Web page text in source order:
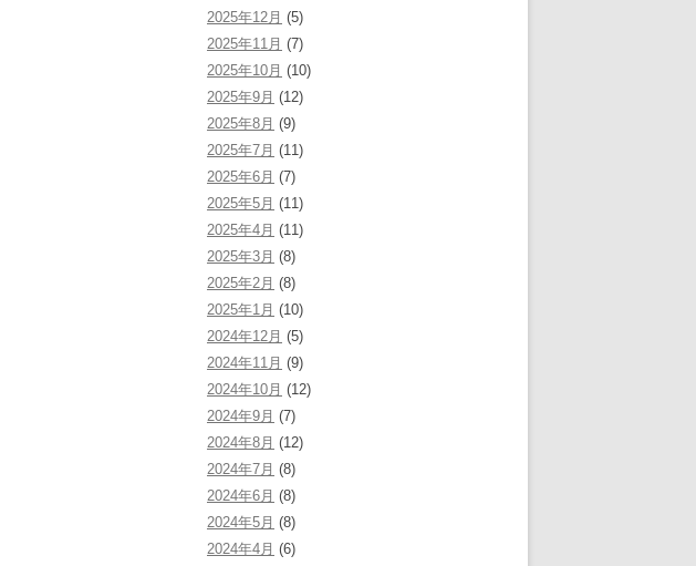
2025年12月 (5)
2025年11月 (7)
2025年10月 (10)
2025年9月 (12)
2025年8月 (9)
2025年7月 (11)
2025年6月 (7)
2025年5月 (11)
2025年4月 (11)
2025年3月 (8)
2025年2月 (8)
2025年1月 (10)
2024年12月 (5)
2024年11月 (9)
2024年10月 (12)
2024年9月 (7)
2024年8月 (12)
2024年7月 (8)
2024年6月 (8)
2024年5月 (8)
2024年4月 (6)